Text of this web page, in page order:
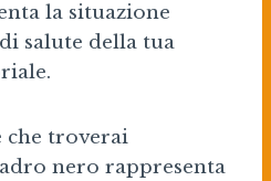
la situazione
salute della tua
che troverai
nero rappresenta